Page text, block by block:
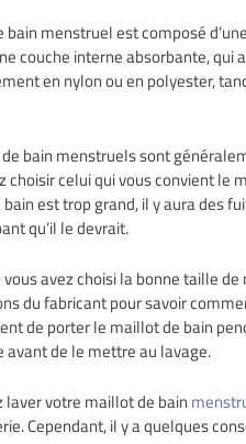
bain menstruel est composé
couche interne absorbante,
en nylon ou en polyester,
bain menstruels sont
choisir celui qui vous convient le
est trop grand, il y aura des
qu’il le devrait.
avez choisi la bonne taille
du fabricant pour savoir
de porter le maillot de bain
avant de le mettre au lavage.
laver votre maillot de bain
Cependant, il y a quelques